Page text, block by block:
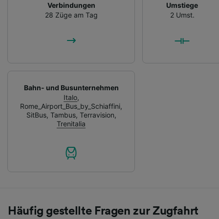
Verbindungen
28 Züge am Tag
Umstiege
2 Umst.
Bahn- und Busunternehmen
Italo,
Rome_Airport_Bus_by_Schiaffini,
SitBus, Tambus, Terravision,
Trenitalia
Häufig gestellte Fragen zur Zugfahrt